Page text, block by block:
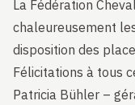
La Fédération
chaleureusement
disposition des
Félicitations
Patricia Bühler –